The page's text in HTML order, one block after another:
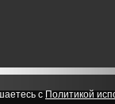
сПолитикой